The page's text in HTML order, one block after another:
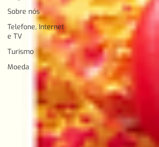
Sobre nós
Telefone, Internet
e TV
Turismo
Moeda